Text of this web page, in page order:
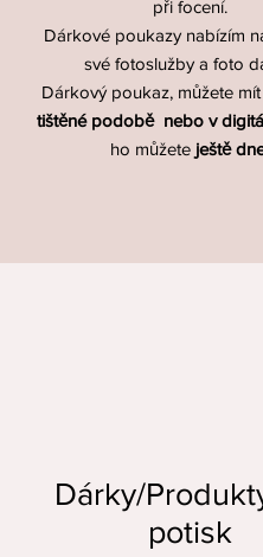
při focení.
Dárkové poukazy nabízím
své fotoslužby a foto
Dárkový poukaz, můžete
tištěné podobě nebo v
ho můžete ještě
Dárky/
potisk